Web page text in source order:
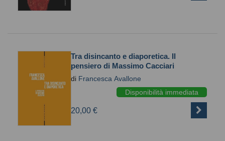
Tra disincanto e diaporetica. Il
pensiero di Massimo Cacciari
di Francesca Avallone
Disponibilità immediata
20,00 €